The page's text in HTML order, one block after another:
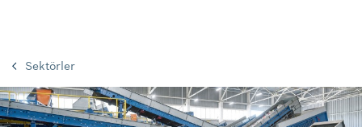
Sektörler